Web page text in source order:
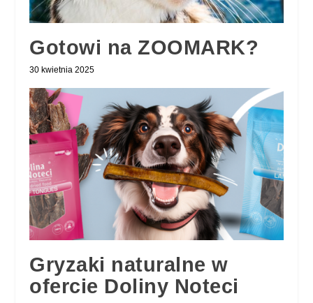
Gotowi na ZOOMARK?
30 kwietnia 2025
Gryzaki naturalne w
ofercie Doliny Noteci